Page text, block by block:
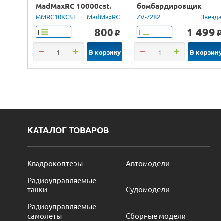
MadMaxRC 10000cst.
100ml.
MMRC10KCST MadMaxRC
Т 800 o
В корзину
бомбардировщик
Юнкерс Ju-88, 1/72
ZV-7282 Звезда
Т 1 499 o
В
КАТАЛОГ ТОВАРОВ
Квадрокоптеры
Автомодели
Радиоуправляемые
танки
Судомодели
Радиоуправляемые
самолеты
Сборные модели